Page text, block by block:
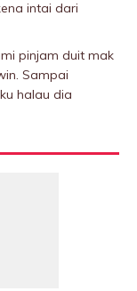
intai dari
pinjam duit mak
Sampai
halau dia